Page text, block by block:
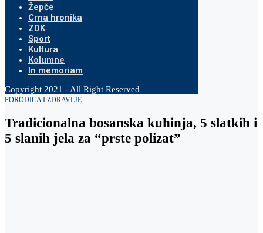
Žepče
Crna hronika
ZDK
Sport
Kultura
Kolumne
In memoriam
Copyright 2021 - All Right Reserved
PORODICA I ZDRAVLJE
Tradicionalna bosanska kuhinja, 5 slatkih i
5 slanih jela za “prste polizat”